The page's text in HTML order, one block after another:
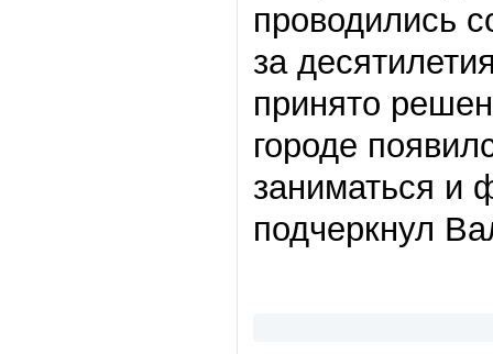
проводились
за
принято
городе
заниматься и
подчеркнул